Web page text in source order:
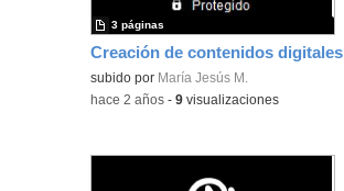
Creación de contenidos digitales
subido por María Jesús M.
3 páginas
-hace 2 años -9 visualizaciones